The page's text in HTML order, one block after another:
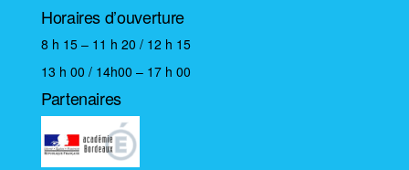
Horaires d’ouverture
8 h 15 – 11 h 20 / 12 h 15
13 h 00 / 14h00 – 17 h 00
Partenaires